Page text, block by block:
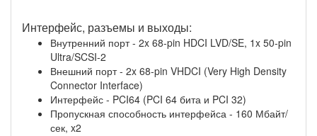
Интерфейс, разъемы и выходы:
Внутренний порт - 2x 68-pin HDCI LVD/SE, 1x 50-pin
Ultra/SCSI-2
Внешний порт - 2x 68-pin VHDCI (Very High Density
Connector Interface)
Интерфейс - PCI64 (PCI 64 бита и PCI 32)
Пропускная способность интерфейса - 160 Мбайт/
сек, x2